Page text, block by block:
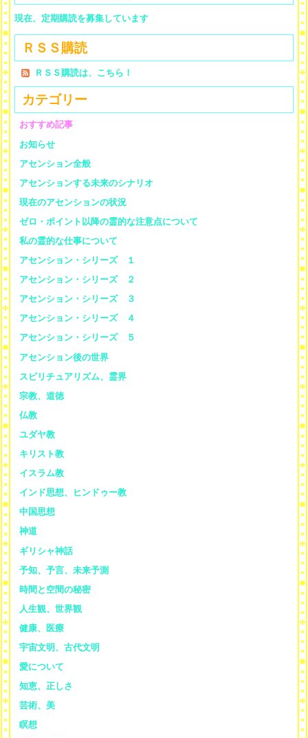
現在、定期購読を募集しています
ＲＳＳ購読
ＲＳＳ購読は、こちら！
カテゴリー
おすすめ記事
お知らせ
アセンション全般
アセンションする未来のシナリオ
現在のアセンションの状況
ゼロ・ポイント以降の霊的な注意点について
私の霊的な仕事について
アセンション・シリーズ １
アセンション・シリーズ ２
アセンション・シリーズ ３
アセンション・シリーズ ４
アセンション・シリーズ ５
アセンション後の世界
スピリチュアリズム、霊界
宗教、道徳
仏教
ユダヤ教
キリスト教
イスラム教
インド思想、ヒンドゥー教
中国思想
神道
ギリシャ神話
予知、予言、未来予測
時間と空間の秘密
人生観、世界観
健康、医療
宇宙文明、古代文明
愛について
知恵、正しさ
芸術、美
瞑想